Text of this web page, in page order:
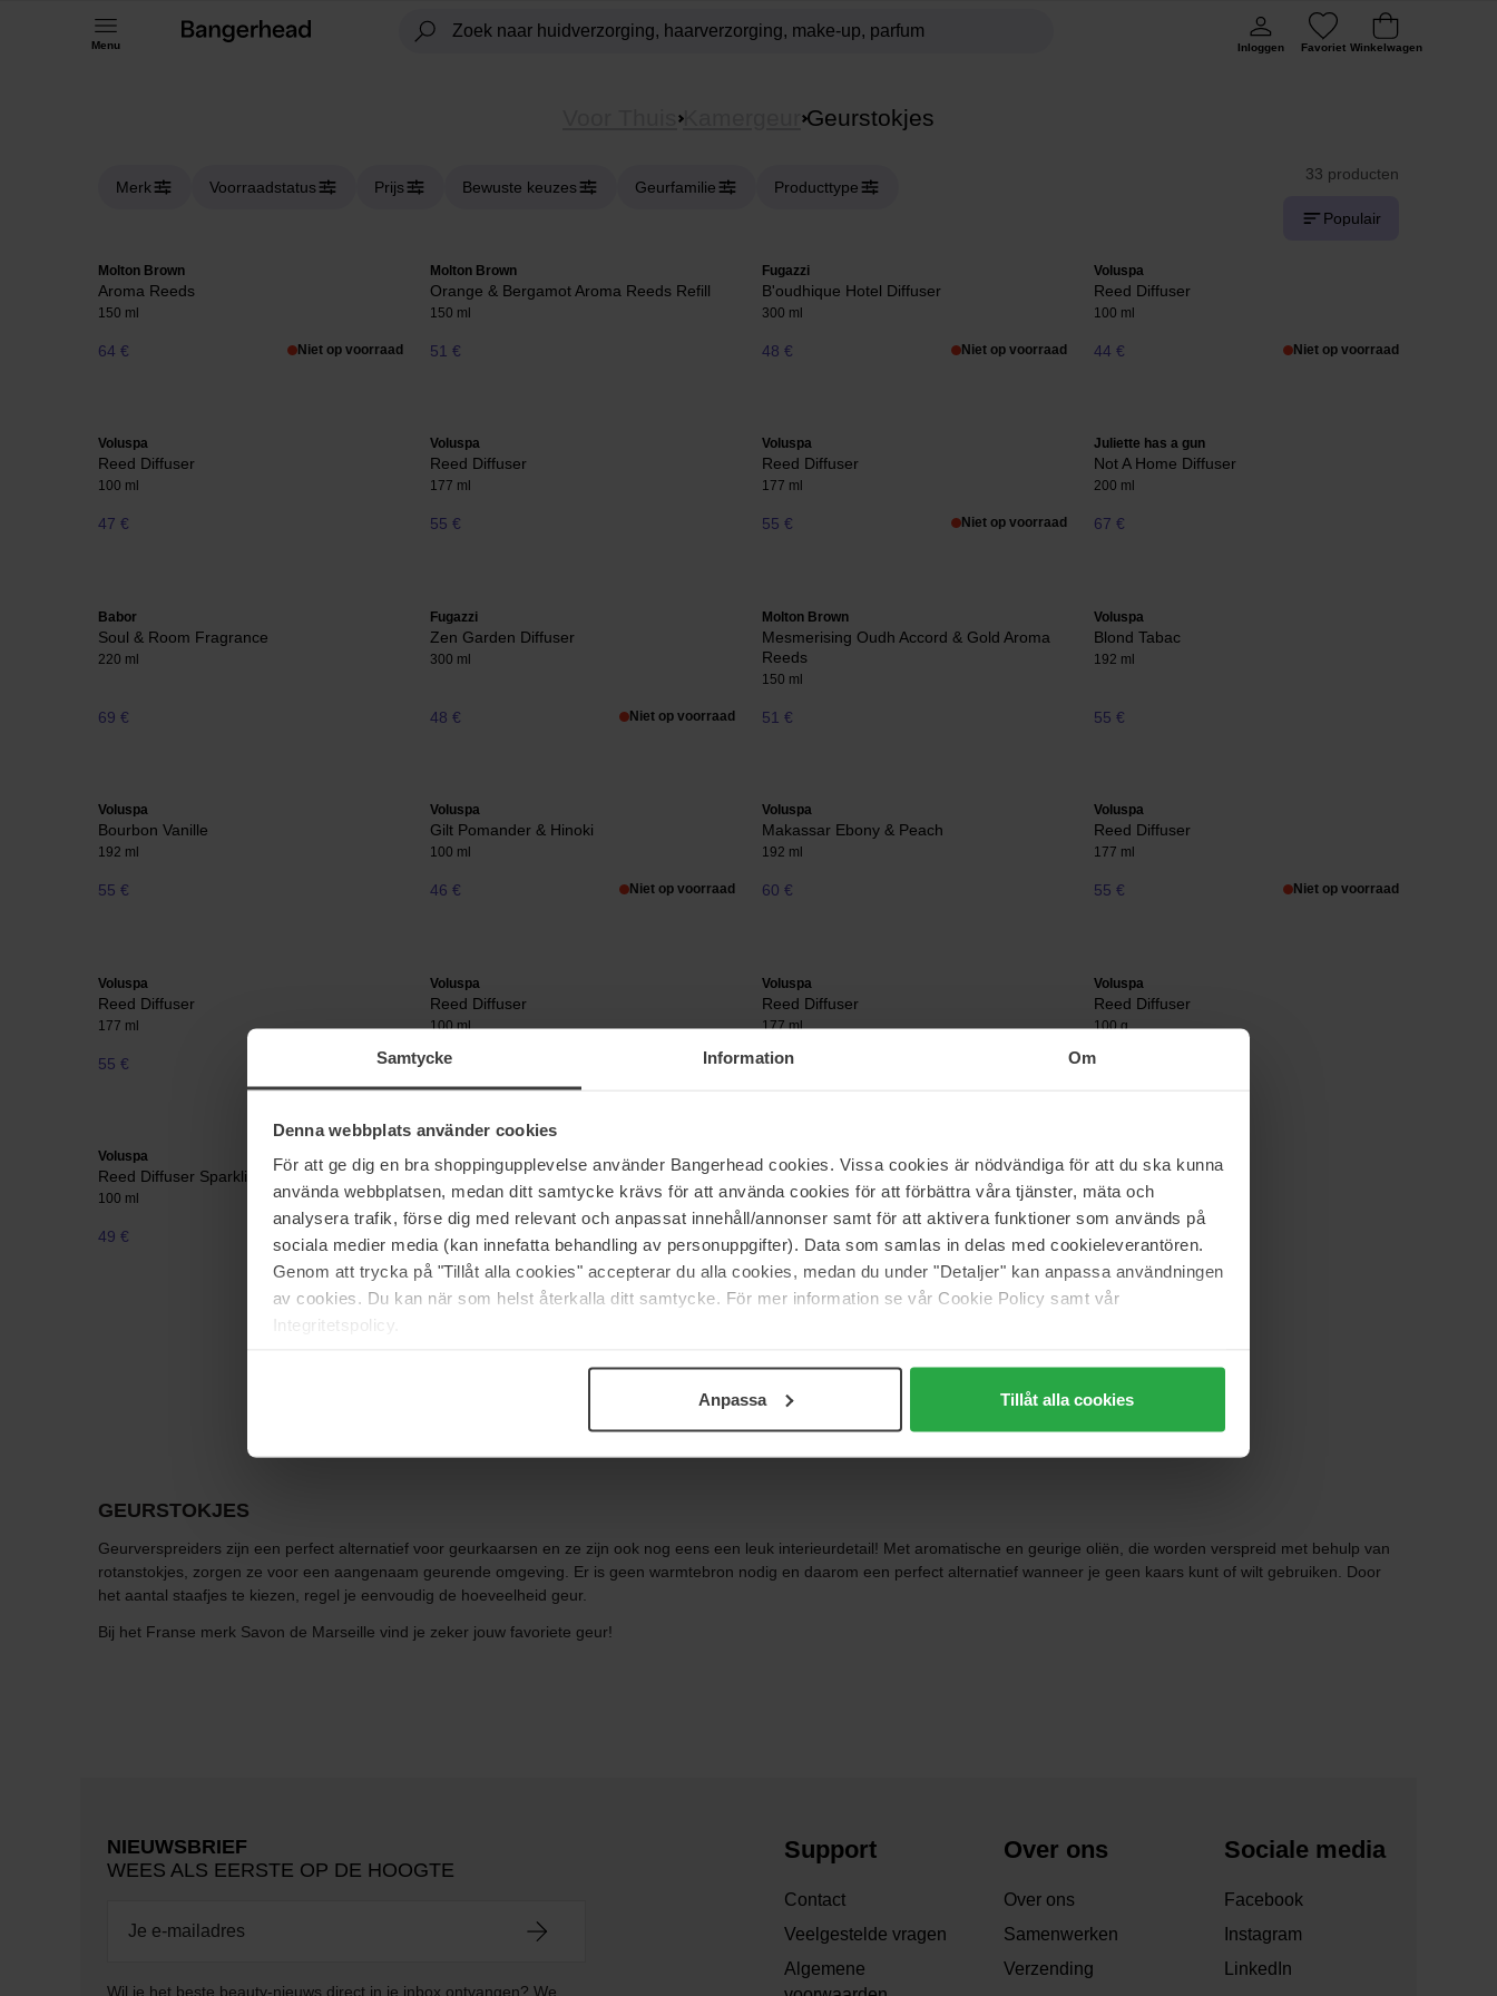
Samtycke Information Om
Denna webbplats använder cookies
För att ge dig en bra shoppingupplevelse använder Bangerhead cookies. Vissa cookies är nödvändiga för att du ska kunna
använda webbplatsen, medan ditt samtycke krävs för att använda cookies för att förbättra våra tjänster, mäta och
analysera trafik, förse dig med relevant och anpassat innehåll/annonser samt för att aktivera funktioner som används på
sociala medier media (kan innefatta behandling av personuppgifter). Data som samlas in delas med cookieleverantören.
Genom att trycka på "Tillåt alla cookies" accepterar du alla cookies, medan du under "Detaljer" kan anpassa användningen
av cookies. Du kan när som helst återkalla ditt samtycke. För mer information se vår Cookie Policy samt vår
Integritetspolicy.
Anpassa Tillåt alla cookies
Menu Inloggen Favoriet Winkelwagen
Kamergeur Geurstokjes
Merk Voorraadstatus Prijs Bewuste keuzes Geurfamilie Producttype
33 producten
Populair
Molton Brown
Aroma Reeds
150 ml
64 € Niet op voorraad
Molton Brown
Orange & Bergamot Aroma Reeds Refill
150 ml
51 €
Fugazzi
B'oudhique Hotel Diffuser
300 ml
48 € Niet op voorraad
Voluspa
Reed Diffuser
100 ml
44 € Niet op voorraad
Voluspa
Reed Diffuser
100 ml
47 €
Voluspa
Reed Diffuser
177 ml
55 €
Voluspa
Reed Diffuser
177 ml
55 € Niet op voorraad
Juliette has a gun
Not A Home Diffuser
200 ml
67 €
Babor
Soul & Room Fragrance
220 ml
69 €
Fugazzi
Zen Garden Diffuser
300 ml
48 € Niet op voorraad
Molton Brown
Mesmerising Oudh Accord & Gold Aroma
Reeds
150 ml
51 €
Voluspa
Blond Tabac
192 ml
55 €
Voluspa
Bourbon Vanille
192 ml
55 €
Voluspa
Gilt Pomander & Hinoki
100 ml
46 € Niet op voorraad
Voluspa
Makassar Ebony & Peach
192 ml
60 €
Voluspa
Reed Diffuser
177 ml
55 € Niet op voorraad
Voluspa
Reed Diffuser
177 ml
55 € Niet op voorraad
Voluspa
Reed Diffuser
100 ml
43 €
Voluspa
Reed Diffuser
177 ml
55 €
Voluspa
Reed Diffuser
100 g
44 €
Voluspa
Reed Diffuser Sparkling Cuvée
100 ml
49 €
Voluspa
Reed Diffuser
177 ml
55 €
Voluspa
Reed Diffuser
100 ml
43 € Niet op voorraad
Voluspa
Reed Diffuser
177 ml
58 €
Meer tonen
GEURSTOKJES
Geurverspreiders zijn een perfect alternatief voor geurkaarsen en ze zijn ook nog eens een leuk interieurdetail! Met aromatische en geurige oliën, die worden verspreid met behulp van
rotanstokjes, zorgen ze voor een aangenaam geurende omgeving. Er is geen warmtebron nodig en daarom een perfect alternatief wanneer je geen kaars kunt of wilt gebruiken. Door
het aantal staafjes te kiezen, regel je eenvoudig de hoeveelheid geur.
Bij het Franse merk Savon de Marseille vind je zeker jouw favoriete geur!
NIEUWSBRIEF
WEES ALS EERSTE OP DE HOOGTE
Wil je het beste beauty-nieuws direct in je inbox ontvangen? We
Support
Contact
Veelgestelde vragen
Algemene
Over ons
Over ons
Samenwerken
Verzending
Sociale media
Facebook
Instagram
LinkedIn